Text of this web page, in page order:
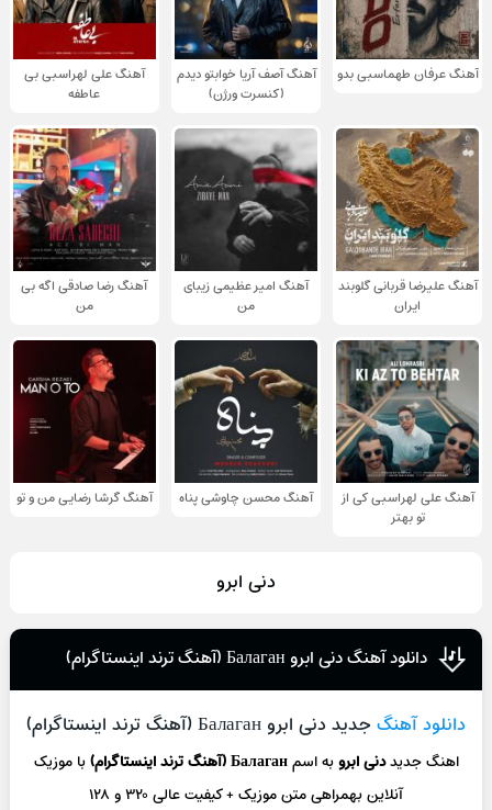
آهنگ عرفان طهماسبی بدو
آهنگ آصف آریا خوابتو دیدم
(کنسرت ورژن)
آهنگ علی لهراسبی بی
عاطفه
آهنگ علیرضا قربانی گلوبند
ایران
آهنگ امیر عظیمی زیبای
من
آهنگ رضا صادقی اگه بی
من
آهنگ علی لهراسبی کی از
تو ‌بهتر
آهنگ محسن چاوشی پناه آهنگ گرشا رضایی من و تو
دنی ابرو
دانلود آهنگ دنی ابرو Балаган (آهنگ ترند اینستاگرام)
دانلود آهنگ جدید دنی ابرو Балаган (آهنگ ترند اینستاگرام)
اهنگ جدیددنی ابروبه اسمБалаган (آهنگ ترند اینستاگرام)
با موزیک
آنلاینبهمراهی متن موزیک + کیفیت عالی ۳۲۰ و ۱۲۸